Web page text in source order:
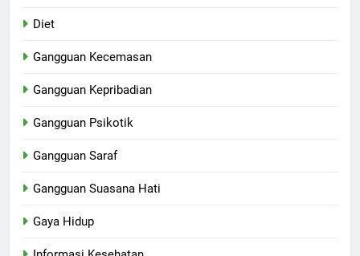
Diet
Gangguan Kecemasan
Gangguan Kepribadian
Gangguan Psikotik
Gangguan Saraf
Gangguan Suasana Hati
Gaya Hidup